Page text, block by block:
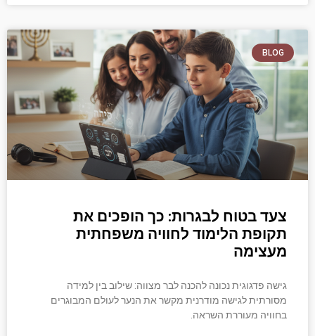
BLOG
צעד בטוח לבגרות: כך הופכים את
תקופת הלימוד לחוויה משפחתית
מעצימה
גישה פדגוגית נכונה להכנה לבר מצווה: שילוב בין למידה
מסורתית לגישה מודרנית מקשר את הנער לעולם המבוגרים
בחוויה מעוררת השראה.